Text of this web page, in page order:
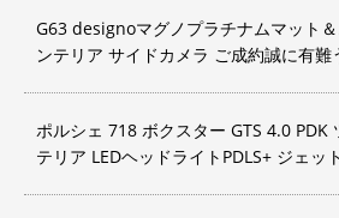
G63 designoマグノプラチナムマット
ンテリア サイドカメラ ご成約誠に有難
ポルシェ 718 ボクスター GTS 4.0 PDK
テリア LEDヘッドライトPDLS+ ジェッ